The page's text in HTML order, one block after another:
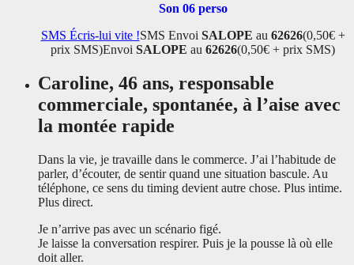
Son 06 perso
SMS Écris-lui vite !SMS Envoi SALOPE au 62626(0,50€ +
prix SMS)Envoi SALOPE au 62626(0,50€ + prix SMS)
Caroline, 46 ans, responsable
commerciale, spontanée, à l’aise avec
la montée rapide
Dans la vie, je travaille dans le commerce. J’ai l’habitude de
parler, d’écouter, de sentir quand une situation bascule. Au
téléphone, ce sens du timing devient autre chose. Plus intime.
Plus direct.
Je n’arrive pas avec un scénario figé.
Je laisse la conversation respirer. Puis je la pousse là où elle
doit aller.